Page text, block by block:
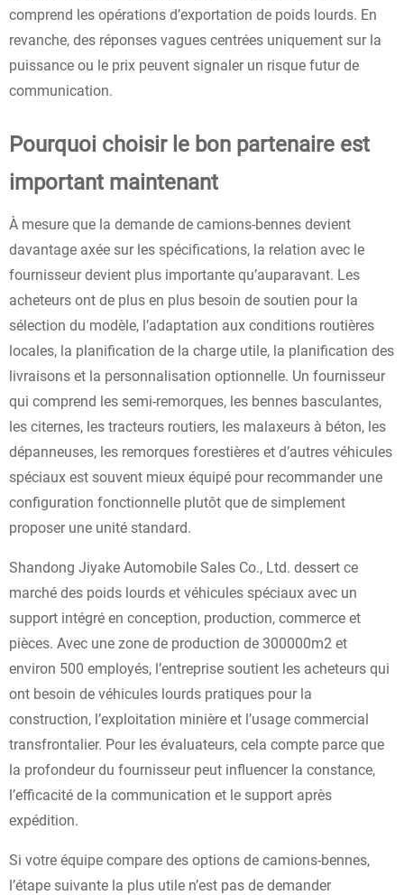
comprend les opérations d’exportation de poids lourds. En
revanche, des réponses vagues centrées uniquement sur la
puissance ou le prix peuvent signaler un risque futur de
communication.
Pourquoi choisir le bon partenaire est
important maintenant
À mesure que la demande de camions-bennes devient
davantage axée sur les spécifications, la relation avec le
fournisseur devient plus importante qu’auparavant. Les
acheteurs ont de plus en plus besoin de soutien pour la
sélection du modèle, l’adaptation aux conditions routières
locales, la planification de la charge utile, la planification des
livraisons et la personnalisation optionnelle. Un fournisseur
qui comprend les semi-remorques, les bennes basculantes,
les citernes, les tracteurs routiers, les malaxeurs à béton, les
dépanneuses, les remorques forestières et d’autres véhicules
spéciaux est souvent mieux équipé pour recommander une
configuration fonctionnelle plutôt que de simplement
proposer une unité standard.
Shandong Jiyake Automobile Sales Co., Ltd. dessert ce
marché des poids lourds et véhicules spéciaux avec un
support intégré en conception, production, commerce et
pièces. Avec une zone de production de 300000m2 et
environ 500 employés, l’entreprise soutient les acheteurs qui
ont besoin de véhicules lourds pratiques pour la
construction, l’exploitation minière et l’usage commercial
transfrontalier. Pour les évaluateurs, cela compte parce que
la profondeur du fournisseur peut influencer la constance,
l’efficacité de la communication et le support après
expédition.
Si votre équipe compare des options de camions-bennes,
l’étape suivante la plus utile n’est pas de demander